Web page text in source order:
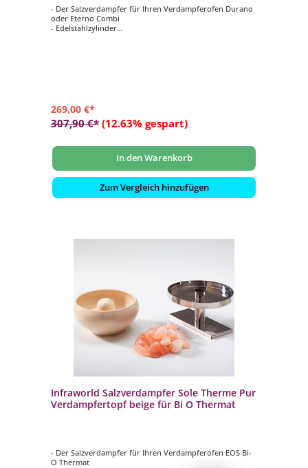
- Der Salzverdampfer für Ihren Verdampferofen Durano
oder Eterno Combi
- Edelstahlzylinder
269,00 €*
307,90 €* (12.63% gespart)
In den Warenkorb
Zum Vergleich hinzufügen
Infraworld Salzverdampfer Sole Therme Pur
Verdampfertopf beige für Bi O Thermat
- Der Salzverdampfer für Ihren Verdampferofen EOS Bi-
O Thermat